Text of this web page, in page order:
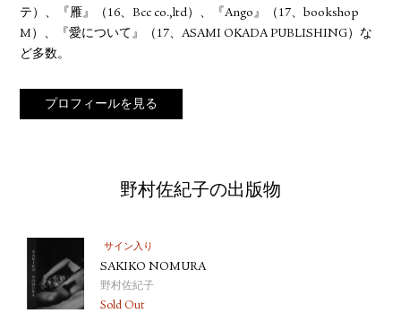
テ）、『雁』（16、Bcc co.,ltd）、『Ango』（17、bookshop
M）、『愛について』（17、ASAMI OKADA PUBLISHING）な
ど多数。
プロフィールを見る
野村佐紀子の出版物
サイン入り
SAKIKO NOMURA
野村佐紀子
Sold Out